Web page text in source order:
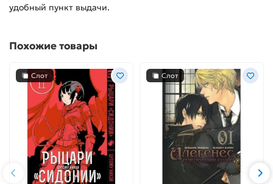
удобный пункт выдачи.
Похожие товары
Слот Слот